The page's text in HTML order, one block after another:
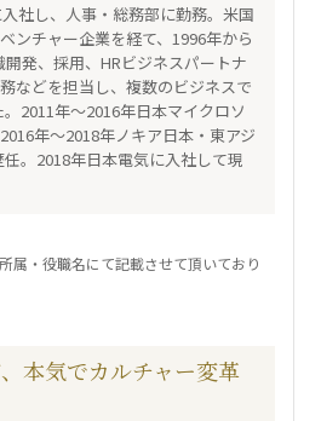
社し、人事・総務部に勤務。米国
ンチャー企業を経て、1996年から
開発、採用、HRビジネスパートナ
などを担当し、複数のビジネスで
2011年～2016年日本マイクロソ
年～2018年ノキア日本・東アジ
。2018年日本電気に入社して現
属・役職名にて記載させて頂いており
本気でカルチャー変革